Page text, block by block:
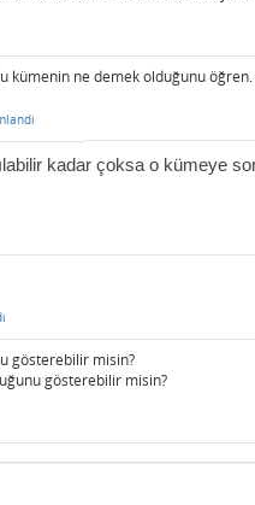
ne demek olduğunu öğren.
kadar çoksa o kümeye
gösterebilir misin?
gösterebilir misin?